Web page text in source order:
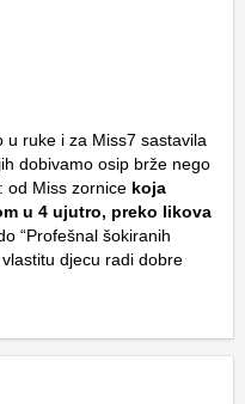
u ruke i za Miss7 sastavila
dobivamo osip brže nego
od Miss zornice koja
u 4 ujutro, preko likova
“Profešnal šokiranih
djecu radi dobre